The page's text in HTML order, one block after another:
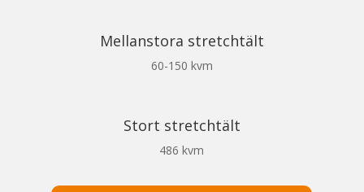
Mellanstora stretchtält
60-150 kvm
Stort stretchtält
486 kvm